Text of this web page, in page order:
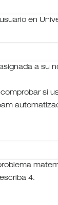
en
a su
si
4.